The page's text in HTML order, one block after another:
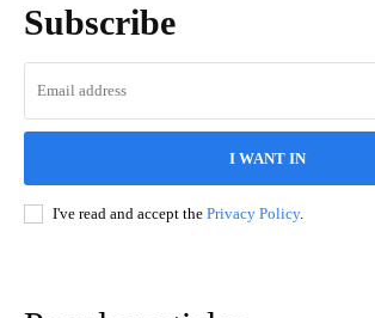
Subscribe
I WANT IN
I've read and accept the Privacy Policy.